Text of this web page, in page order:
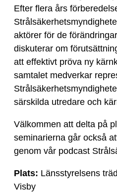
Efter flera års
aktörer för de
diskuterar om
att effektivt pröva ny
samtalet medverkar
särskilda utredare och
Välkommen att delta på
seminarierna går också
genom vår podcast
Plats: Länsstyrelsens
Visby